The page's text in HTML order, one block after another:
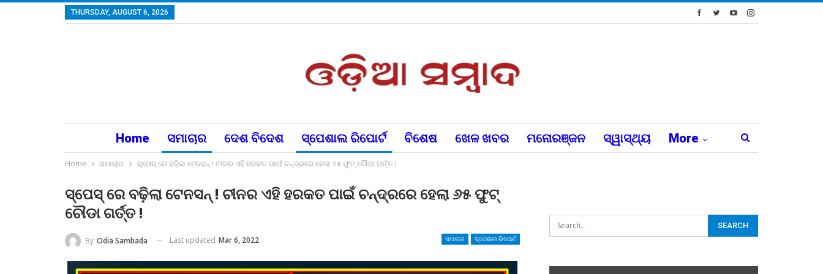
THURSDAY, AUGUST 6, 2026
Home ସମାଚାର ଦେଶ ବିଦେଶ ସ୍ପେଶାଲ ରିପୋର୍ଟ ବିଶେଷ ଖେଳ ଖବର ମନୋରଞ୍ଜନ ସ୍ୱାସ୍ଥ୍ୟ More
Home ସମାଚାର ସ୍ପେସ୍ ରେ ବଢ଼ିଲା ଟେନସନ୍ ! ଚୀନର ଏହି ହରକତ ପାଇଁ ଚନ୍ଦ୍ରରେ ହେଲା ୬୫ ଫୁଟ୍ ଚୌଡା ଗର୍ତ୍ତ !
ସ୍ପେସ୍ ରେ ବଢ଼ିଲା ଟେନସନ୍ ! ଚୀନର ଏହି ହରକତ ପାଇଁ ଚନ୍ଦ୍ରରେ ହେଲା ୬୫ ଫୁଟ୍
ଚୌଡା ଗର୍ତ୍ତ !
ସମାଚାର ସ୍ପେଶାଲ ରିପୋର୍ଟ
By Odia Sambada Last updated Mar 6, 2022